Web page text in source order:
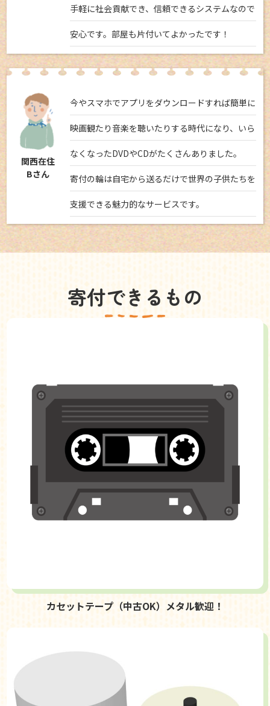
手軽に社会貢献でき、信頼できるシステムなので
安心です。部屋も片付いてよかったです！
関西在住
Bさん
今やスマホでアプリをダウンロードすれば簡単に
映画観たり音楽を聴いたりする時代になり、いら
なくなったDVDやCDがたくさんありました。
寄付の輪は自宅から送るだけで世界の子供たちを
支援できる魅力的なサービスです。
寄付できるもの
カセットテープ（中古OK）メタル歓迎！